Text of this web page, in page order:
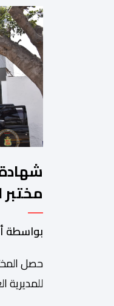
للأمن
بواسطة
حصل
للمديرية